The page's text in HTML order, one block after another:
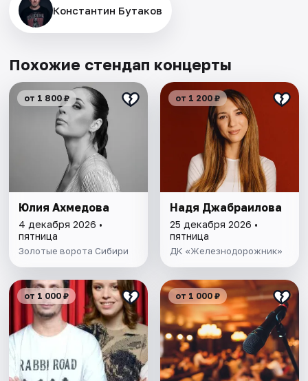
Константин Бутаков
Похожие стендап концерты
от 1 800 ₽
Юлия Ахмедова
4 декабря 2026 •
пятница
Золотые ворота Сибири
от 1 200 ₽
Надя Джабраилова
25 декабря 2026 •
пятница
ДК «Железнодорожник»
от 1 000 ₽ от 1 000 ₽